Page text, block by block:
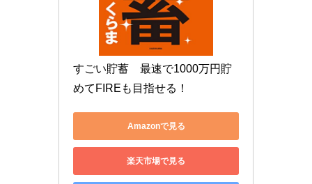
すごい貯蓄　最速で1000万円貯
めてFIREも目指せる！
Amazonで見る
楽天市場で見る